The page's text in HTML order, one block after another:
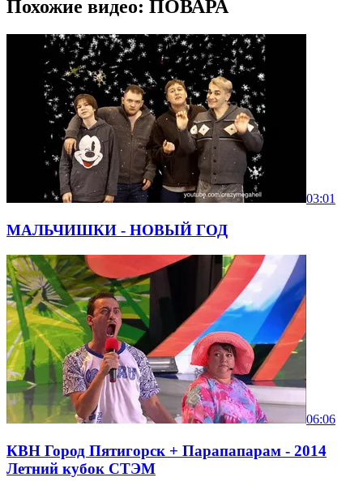
Похожие видео: ПОВАРА
03:01
МАЛЬЧИШКИ - НОВЫЙ ГОД
06:06
КВН Город Пятигорск + Парапапарам - 2014
Летний кубок СТЭМ